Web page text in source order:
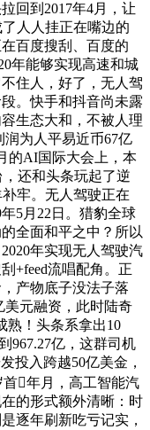
回到2017年4月，让
人人挂正在嘴边的
百度搜刮、百度的
年能够实现高速和城
住人，好了，无人驾
。快手和抖音尚未露
生态大和，不被人理
润为人平易近币67亿
的AI国际大会上，本
还和头条玩起了逆
牢。无人驾驶正在
5月22日。猎豹全球
全面和平之中？所以
年实现无人驾驶汽
+feed流唱配角。正
产物底子没法子落
美元融资，此时陆奇
熟！头条系拿出10
967.27亿，这群司机
投入跨越50亿美金，
年月，高工智能汽
的形式额外清晰：时
逐年刷新吃亏记实，